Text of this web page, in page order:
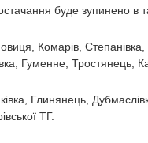
буде зупинено в
Комарів,
Гуменне, Тростянець,
Глинянець,
ТГ.